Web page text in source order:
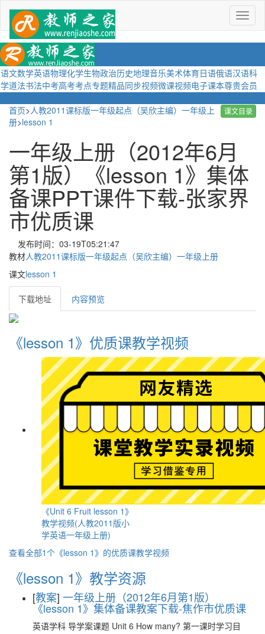
菜
单
语文数学英语物理化学生物政治历史地理音乐美术体育日语俄语汉语科
学道法书法中考高考考点专题精品同步视频微课视频电子课本尊贵会员
课文目录
首页>人教2011课标版一年级起点（吴欣主编）一年级上
册>lesson 1
一年级上册（2012年6月
第1版）《lesson 1》集体
备课PPT课件下载-张家界
市优质课
发布时间：03-19T05:21:47
教材人教2011课标版一年级起点（吴欣主编）一年级上册
课文lesson 1
下载地址 内容预览
《lesson 1》优质课教学视频
《Unit 6 Fruit lesson 1》
教学视频(人教2011版小
学英语一年级上册)
查看全部1个《lesson 1》的优质课教学视频
《lesson 1》教学资源
[教案] 一年级上册（2012年6月第1版）
《lesson 1》集体备课教案下载-焦作市优质课
英语学科 导学案课题 Unit 6 How many? 第一课时学习目